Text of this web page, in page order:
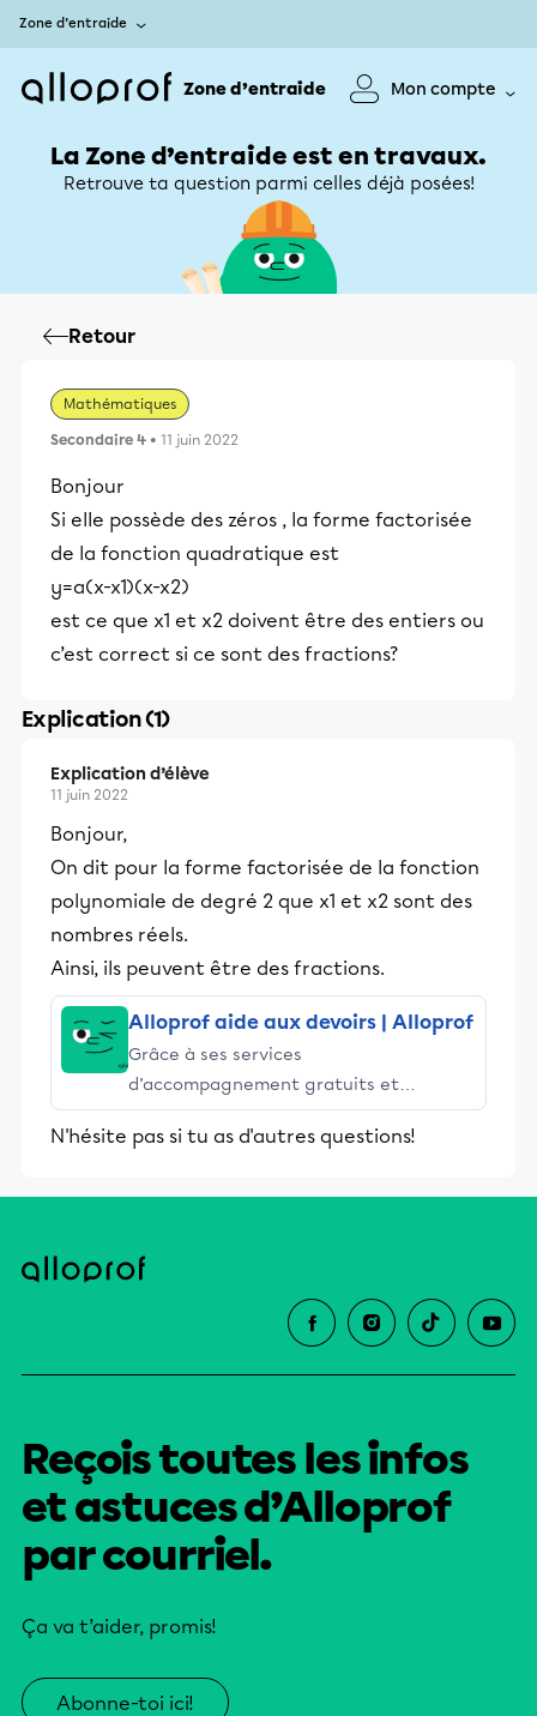
Zone d’entraide
Zone d’entraide Mon compte
La Zone d’entraide est en travaux.
Retrouve ta question parmi celles déjà posées!
Retour
Mathématiques
Secondaire 4 • 11 juin 2022
Bonjour
Si elle possède des zéros , la forme factorisée
de la fonction quadratique est
y=a(x-x1)(x-x2)
est ce que x1 et x2 doivent être des entiers ou
c’est correct si ce sont des fractions?
Explication (1)
Explication d’élève
11 juin 2022
Bonjour,
On dit pour la forme factorisée de la fonction
polynomiale de degré 2 que x1 et x2 sont des
nombres réels.
Ainsi, ils peuvent être des fractions.
Alloprof aide aux devoirs | Alloprof
Grâce à ses services
d’accompagnement gratuits et
stimulants, Alloprof engage les élèves
et leurs parents dans la réussite
N'hésite pas si tu as d'autres questions!
Reçois toutes les infos
et astuces d’Alloprof
par courriel.
Ça va t’aider, promis!
Abonne-toi ici!